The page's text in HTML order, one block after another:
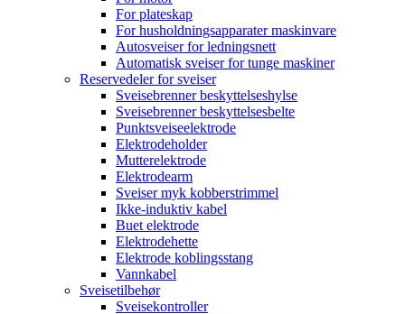
For plateskap
For husholdningsapparater maskinvare
Autosveiser for ledningsnett
Automatisk sveiser for tunge maskiner
Reservedeler for sveiser
Sveisebrenner beskyttelseshylse
Sveisebrenner beskyttelsesbelte
Punktsveiseelektrode
Elektrodeholder
Mutterelektrode
Elektrodearm
Sveiser myk kobberstrimmel
Ikke-induktiv kabel
Buet elektrode
Elektrodehette
Elektrode koblingsstang
Vannkabel
Sveisetilbehør
Sveisekontroller